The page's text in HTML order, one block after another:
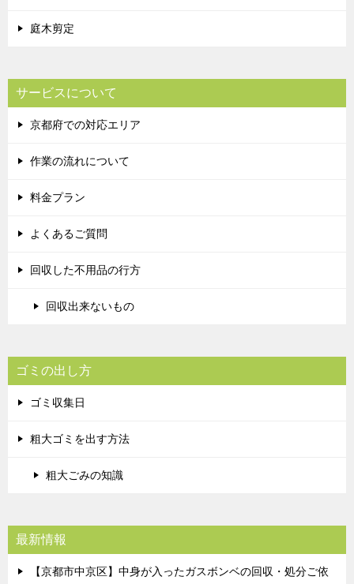
庭木剪定
サービスについて
京都府での対応エリア
作業の流れについて
料金プラン
よくあるご質問
回収した不用品の行方
回収出来ないもの
ゴミの出し方
ゴミ収集日
粗大ゴミを出す方法
粗大ごみの知識
最新情報
【京都市中京区】中身が入ったガスボンベの回収・処分ご依